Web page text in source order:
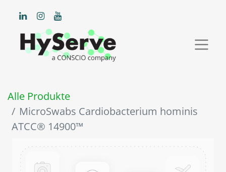
Alle Produkte
MicroSwabs Cardiobacterium hominis
ATCC® 14900™